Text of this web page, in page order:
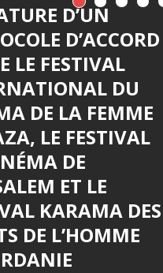
D’UN
D’ACCORD
LE FESTIVAL
DU
DE LA FEMME
LE FESTIVAL
DE
ET LE
KARAMA DES
DE L’HOMME